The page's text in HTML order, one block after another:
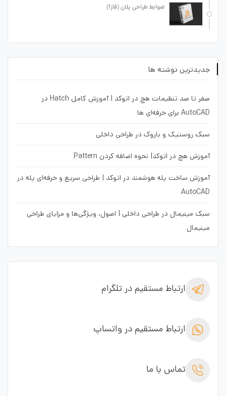
ضوابط طراحی پلان (فاز1)
جدیدترین نوشته ها
صفر تا صد تنظیمات هچ در اتوکد | آموزش کامل Hatch در
AutoCAD برای حرفه‌ای ها
سبک روستیک و باروک در طراحی داخلی
آموزش هچ در اتوکد| نحوه اضافه کردن Pattern
آموزش ساخت پله هوشمند در اتوکد | طراحی سریع و حرفه‌ای پله در
AutoCAD
سبک مینیمال در طراحی داخلی | اصول، ویژگی‌ها و مزایای طراحی
مینیمال
ارتباط مستقیم در تلگرام
ارتباط مستقیم در واتساپ
تماس با ما